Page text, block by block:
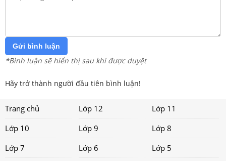
Gửi bình luận
*Bình luận sẽ hiển thị sau khi được duyệt
Hãy trở thành người đầu tiên bình luận!
Trang chủ Lớp 12
Lớp 11
Lớp 10
Lớp 9
Lớp 8
Lớp 7
Lớp 6
Lớp 5